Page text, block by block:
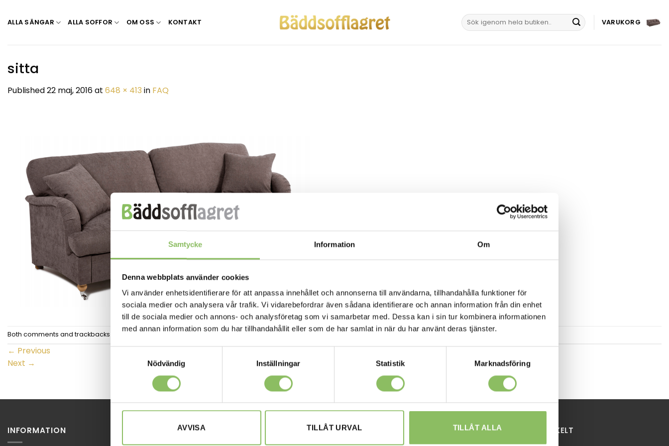
Samtycke Information Om
Denna webbplats använder cookies
Vi använder enhetsidentifierare för att anpassa innehållet och annonserna till användarna, tillhandahålla funktioner för
sociala medier och analysera vår trafik. Vi vidarebefordrar även sådana identifierare och annan information från din enhet
till de sociala medier och annons- och analysföretag som vi samarbetar med. Dessa kan i sin tur kombinera informationen
med annan information som du har tillhandahållit eller som de har samlat in när du har använt deras tjänster.
Nödvändig
Inställningar Statistik Marknadsföring
AVVISA TILLÅT URVAL TILLÅT ALLA
ALLA SÄNGAR ALLA SOFFOR OM OSS KONTAKT
Sök
efter:
VARUKORG
sitta
Published22 maj, 2016at 648 × 413 in FAQ
Both comments and trackbacks are currently closed.
← Previous
Next →
INFORMATION STOCKHOLM GÖTEBORG HANDLA ENKELT